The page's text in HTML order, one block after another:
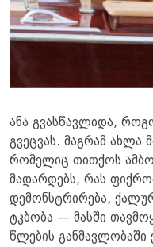
ანა გვასწავლიდა,
გვეცვას. მაგრამ ახლა
რომელიც თითქოს
მადარდებს, რას
დემონსტრირება,
ტკბობა — მასში
წლების განმავლობაში